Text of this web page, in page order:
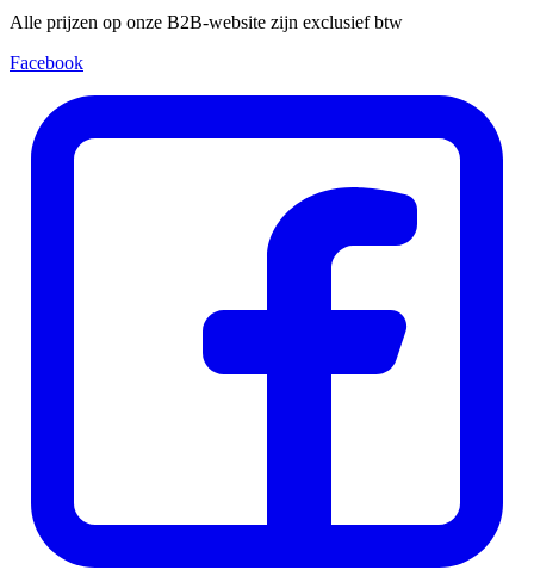
Alle prijzen op onze B2B-website zijn exclusief btw
Facebook